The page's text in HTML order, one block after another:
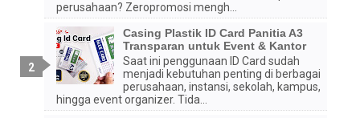
perusahaan? Zeropromosi mengh...
Casing Plastik ID Card Panitia A3
Transparan untuk Event & Kantor
Saat ini penggunaan ID Card sudah
menjadi kebutuhan penting di berbagai
perusahaan, instansi, sekolah, kampus,
hingga event organizer. Tida...